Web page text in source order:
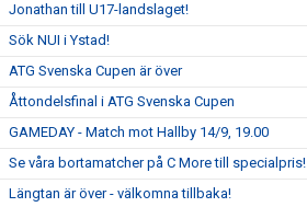
Jonathan till U17-landslaget!
Sök NUI i Ystad!
ATG Svenska Cupen är över
Åttondelsfinal i ATG Svenska Cupen
GAMEDAY - Match mot Hallby 14/9, 19.00
Se våra bortamatcher på C More till specialpris!
Längtan är över - välkomna tillbaka!